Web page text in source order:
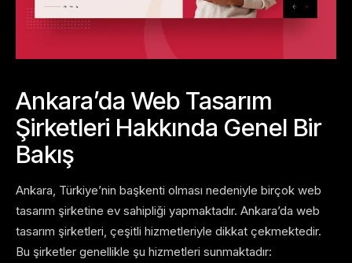
Ankara’da Web Tasarım
Şirketleri Hakkında Genel Bir
Bakış
Ankara, Türkiye’nin başkenti olması nedeniyle birçok web
tasarım şirketine ev sahipliği yapmaktadır. Ankara’da web
tasarım şirketleri, çeşitli hizmetleriyle dikkat çekmektedir.
Bu şirketler genellikle şu hizmetleri sunmaktadır: